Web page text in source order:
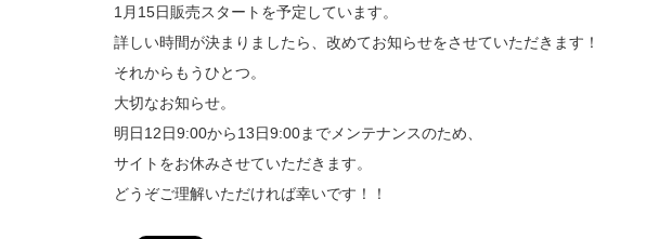
1月15日販売スタートを予定しています。
詳しい時間が決まりましたら、改めてお知らせをさせていただきます！
それからもうひとつ。
大切なお知らせ。
明日12日9:00から13日9:00までメンテナンスのため、
サイトをお休みさせていただきます。
どうぞご理解いただければ幸いです！！